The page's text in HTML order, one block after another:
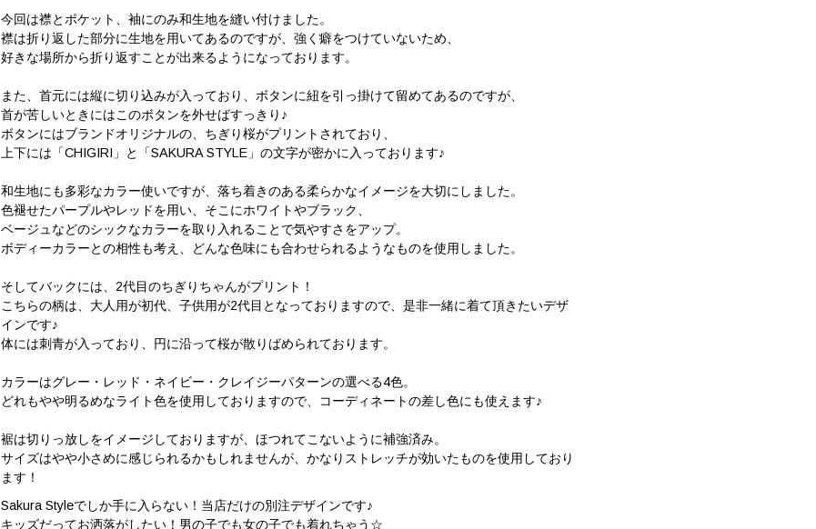
今回は襟とポケット、袖にのみ和生地を縫い付けました。
襟は折り返した部分に生地を用いてあるのですが、強く癖をつけていないため、
好きな場所から折り返すことが出来るようになっております。
また、首元には縦に切り込みが入っており、ボタンに紐を引っ掛けて留めてあるのですが、
首が苦しいときにはこのボタンを外せばすっきり♪
ボタンにはブランドオリジナルの、ちぎり桜がプリントされており、
上下には「CHIGIRI」と「SAKURA STYLE」の文字が密かに入っております♪
和生地にも多彩なカラー使いですが、落ち着きのある柔らかなイメージを大切にしました。
色褪せたパープルやレッドを用い、そこにホワイトやブラック、
ベージュなどのシックなカラーを取り入れることで気やすさをアップ。
ボディーカラーとの相性も考え、どんな色味にも合わせられるようなものを使用しました。
そしてバックには、2代目のちぎりちゃんがプリント！
こちらの柄は、大人用が初代、子供用が2代目となっておりますので、是非一緒に着て頂きたいデザ
インです♪
体には刺青が入っており、円に沿って桜が散りばめられております。
カラーはグレー・レッド・ネイビー・クレイジーパターンの選べる4色。
どれもやや明るめなライト色を使用しておりますので、コーディネートの差し色にも使えます♪
裾は切りっ放しをイメージしておりますが、ほつれてこないように補強済み。
サイズはやや小さめに感じられるかもしれませんが、かなりストレッチが効いたものを使用しており
ます！
Sakura Styleでしか手に入らない！当店だけの別注デザインです♪
キッズだってお洒落がしたい！男の子でも女の子でも着れちゃう☆